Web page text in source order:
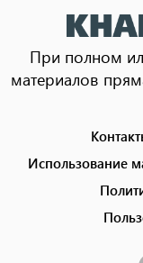
При полном
материалов
menu
Использование